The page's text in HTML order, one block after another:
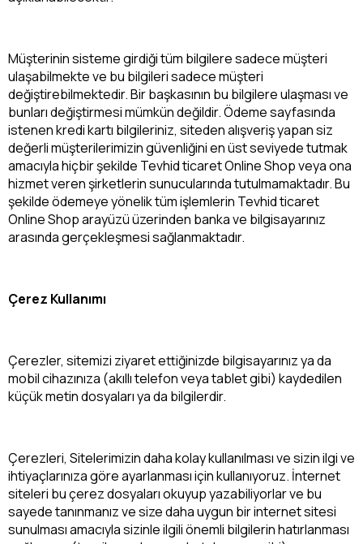
Müşterinin sisteme girdiği tüm bilgilere sadece müşteri
ulaşabilmekte ve bu bilgileri sadece müşteri
değiştirebilmektedir. Bir başkasının bu bilgilere ulaşması ve
bunları değiştirmesi mümkün değildir. Ödeme sayfasında
istenen kredi kartı bilgileriniz, siteden alışveriş yapan siz
değerli müşterilerimizin güvenliğini en üst seviyede tutmak
amacıyla hiçbir şekilde Tevhid ticaret Online Shop veya ona
hizmet veren şirketlerin sunucularında tutulmamaktadır. Bu
şekilde ödemeye yönelik tüm işlemlerin Tevhid ticaret
Online Shop arayüzü üzerinden banka ve bilgisayarınız
arasında gerçekleşmesi sağlanmaktadır.
Çerez Kullanımı
Çerezler, sitemizi ziyaret ettiğinizde bilgisayarınız ya da
mobil cihazınıza (akıllı telefon veya tablet gibi) kaydedilen
küçük metin dosyaları ya da bilgilerdir.
Çerezleri, Sitelerimizin daha kolay kullanılması ve sizin ilgi ve
ihtiyaçlarınıza göre ayarlanması için kullanıyoruz. İnternet
siteleri bu çerez dosyaları okuyup yazabiliyorlar ve bu
sayede tanınmanız ve size daha uygun bir internet sitesi
sunulması amacıyla sizinle ilgili önemli bilgilerin hatırlanması